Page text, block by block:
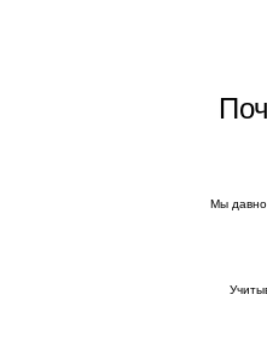
Мы давно